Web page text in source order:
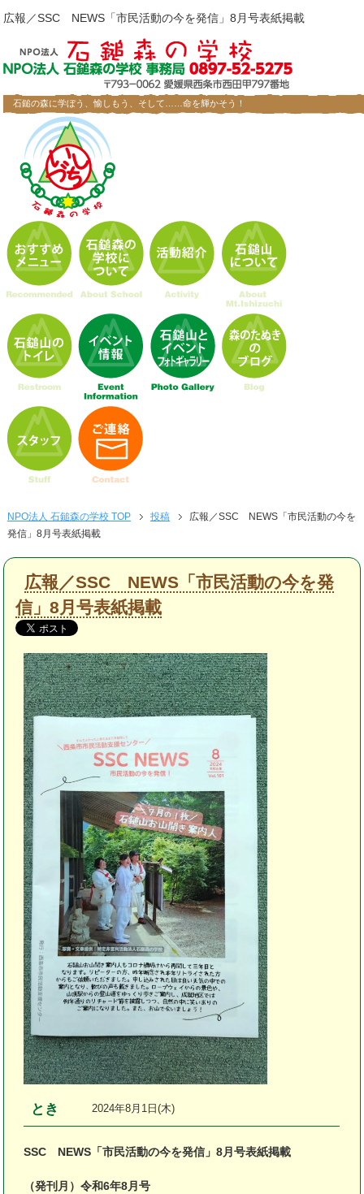
広報／SSC NEWS「市民活動の今を発信」8月号表紙掲載
石鎚の森に学ぼう、愉しもう、そして……命を輝かそう！
NPO法人 石鎚森の学校 TOP 投稿
広報／SSC NEWS「市民活動の今を
発信」8月号表紙掲載
広報／SSC NEWS「市民活動の今を発
信」8月号表紙掲載
とき 2024年8月1日(木)
SSC NEWS「市民活動の今を発信」8月号表紙掲載
（発刊月）令和6年8月号